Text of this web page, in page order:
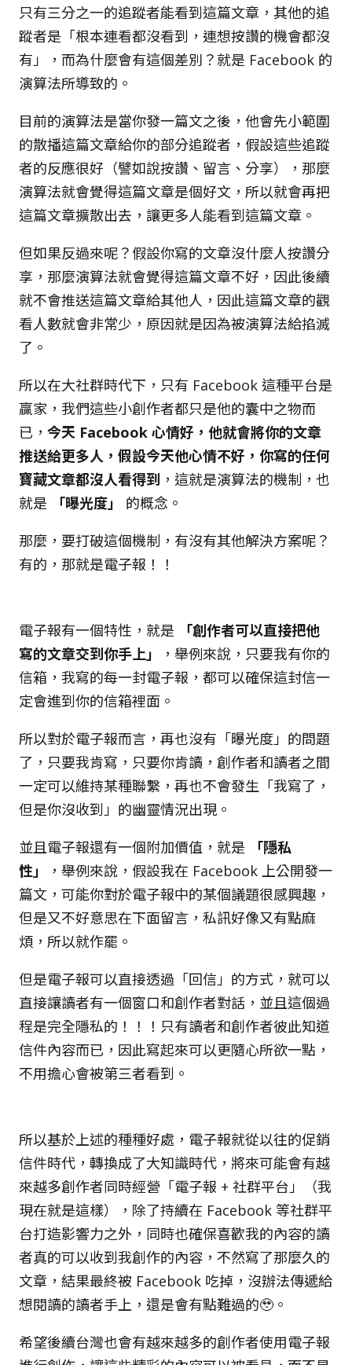
只有三分之一的追蹤者能看到這篇文章，其他的追
蹤者是「根本連看都沒看到，連想按讚的機會都沒
有」，而為什麼會有這個差別？就是 Facebook 的
演算法所導致的。
目前的演算法是當你發一篇文之後，他會先小範圍
的散播這篇文章給你的部分追蹤者，假設這些追蹤
者的反應很好（譬如說按讚、留言、分享），那麼
演算法就會覺得這篇文章是個好文，所以就會再把
這篇文章擴散出去，讓更多人能看到這篇文章。
但如果反過來呢？假設你寫的文章沒什麼人按讚分
享，那麼演算法就會覺得這篇文章不好，因此後續
就不會推送這篇文章給其他人，因此這篇文章的觀
看人數就會非常少，原因就是因為被演算法給掐滅
了。
所以在大社群時代下，只有 Facebook 這種平台是
贏家，我們這些小創作者都只是他的囊中之物而
已， 今天 Facebook 心情好，他就會將你的文章
推送給更多人，假設今天他心情不好，你寫的任何
寶藏文章都沒人看得到 ，這就是演算法的機制，也
就是
「曝光度」
的概念。
那麼，要打破這個機制，有沒有其他解決方案呢？
有的，那就是電子報！！
電子報有一個特性，就是
「創作者可以直接把他
寫的文章交到你手上」
，舉例來說，只要我有你的
信箱，我寫的每一封電子報，都可以確保這封信一
定會進到你的信箱裡面。
所以對於電子報而言，再也沒有「曝光度」的問題
了，只要我肯寫，只要你肯讀，創作者和讀者之間
一定可以維持某種聯繫，再也不會發生「我寫了，
但是你沒收到」的幽靈情況出現。
並且電子報還有一個附加價值，就是
「隱私
性」
，舉例來說，假設我在 Facebook 上公開發一
篇文，可能你對於電子報中的某個議題很感興趣，
但是又不好意思在下面留言，私訊好像又有點麻
煩，所以就作罷。
但是電子報可以直接透過「回信」的方式，就可以
直接讓讀者有一個窗口和創作者對話，並且這個過
程是完全隱私的！！！只有讀者和創作者彼此知道
信件內容而已，因此寫起來可以更隨心所欲一點，
不用擔心會被第三者看到。
所以基於上述的種種好處，電子報就從以往的促銷
信件時代，轉換成了大知識時代，將來可能會有越
來越多創作者同時經營「電子報 + 社群平台」（我
現在就是這樣），除了持續在 Facebook 等社群平
台打造影響力之外，同時也確保喜歡我的內容的讀
者真的可以收到我創作的內容，不然寫了那麼久的
文章，結果最終被 Facebook 吃掉，沒辦法傳遞給
想閱讀的讀者手上，還是會有點難過的🥹。
希望後續台灣也會有越來越多的創作者使用電子報